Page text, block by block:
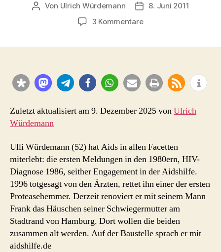
Beitragsautor
Von Ulrich Würdemann Beitragsdatum
8. Juni 2011
3 Kommentarezu
2011:
30
HIV
hätte
keinen
Tag
später
kommen
dürfen“
(Philip
Zuletzt aktualisiert am 9. Dezember 2025 vonUlrich
Würdemann
Ulli Würdemann (52) hat Aids in allen Facetten
miterlebt: die ersten Meldungen in den 1980ern, HIV-
Diagnose 1986, seither Engagement in der Aidshilfe.
1996 totgesagt von den Ärzten, rettet ihn einer der ersten
Proteasehemmer. Derzeit renoviert er mit seinem Mann
Frank das Häuschen seiner Schwiegermutter am
Stadtrand von Hamburg. Dort wollen die beiden
zusammen alt werden. Auf der Baustelle sprach er mit
aidshilfe.de